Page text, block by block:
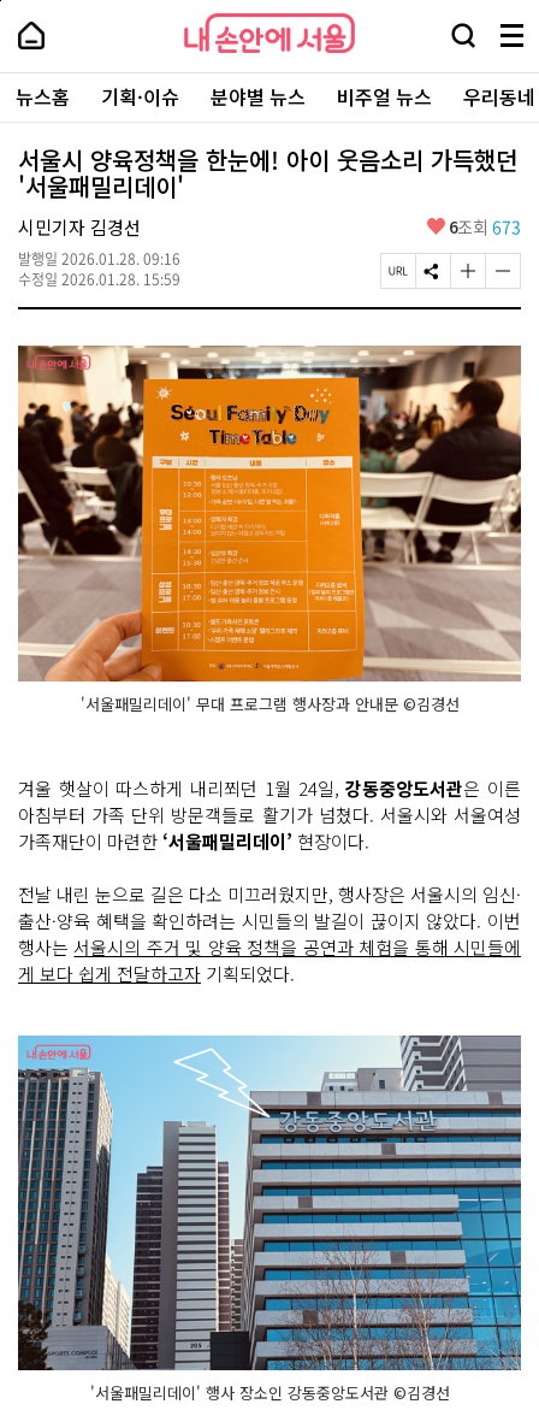
본
로
가
내
손
안
에
서
울
-
서
울
시
대
표
소
통
포
내
손
에
울
검
창
열
기
메
뉴
전
체
보
기
주
요
서
뉴스홈 기획·이슈 분야별 뉴스 비주얼 뉴스 우리동
서울시 양육정책을 한눈에! 아이 웃음소리 가득했던
'서울패밀리데이'
시민기자 김경선
발행일 2026.01.28. 09:16
수정일 2026.01.28. 15:59
좋
요
6조회 673
페
이
U
R
L
복
사
S
N
공
유
하
기
글
자
기
크
게
변
경
하
글
자
기
게
변
경
하
기
'서울패밀리데이' 무대 프로그램 행사장과 안내문 ©김경선
겨울 햇살이 따스하게 내리쬐던 1월 24일,강동중앙도서관은 이른
아침부터 가족 단위 방문객들로 활기가 넘쳤다. 서울시와 서울여성
가족재단이 마련한 ‘서울패밀리데이’ 현장이다.
전날 내린 눈으로 길은 다소 미끄러웠지만, 행사장은 서울시의 임신·
출산·양육 혜택을 확인하려는 시민들의 발길이 끊이지 않았다. 이번
행사는서울시의 주거 및 양육 정책을 공연과 체험을 통해 시민들에
게 보다 쉽게 전달하고자 기획되었다.
'서울패밀리데이' 행사 장소인 강동중앙도서관 ©김경선
페
상
단
로